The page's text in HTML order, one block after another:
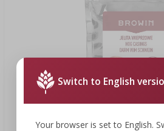
Switch to English
Your browser is set to English.